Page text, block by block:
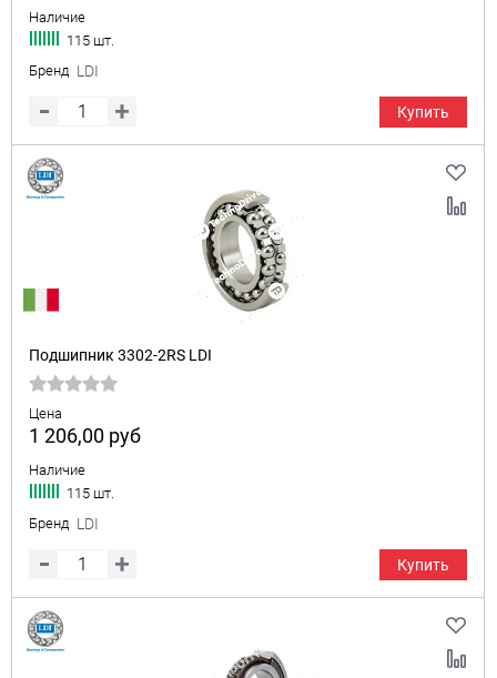
Наличие
115 шт.
Бренд LDI
Купить
Подшипник 3302-2RS LDI
Цена
1 206,00 руб
Наличие
115 шт.
Бренд LDI
Купить